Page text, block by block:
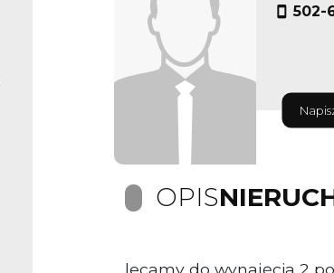
502-
OPIS
lecamy do wynajęcia 2